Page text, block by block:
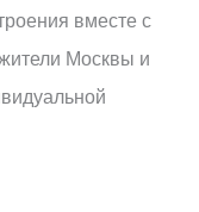
вместе с
Москвы и